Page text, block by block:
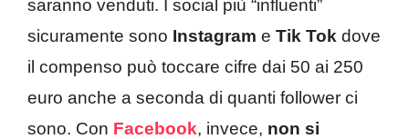
saranno venduti. I social più “influenti”
sicuramente sono Instagram e Tik Tok dove
il compenso può toccare cifre dai 50 ai 250
euro anche a seconda di quanti follower ci
sono. Con Facebook, invece, non si